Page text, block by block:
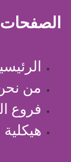
الصفحات
من
فروع